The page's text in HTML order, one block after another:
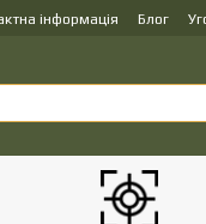
інформація Блог